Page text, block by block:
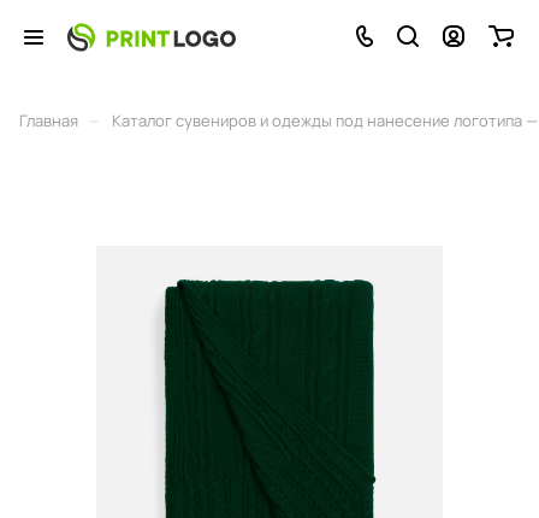
Главная Каталог сувениров и одежды под нанесение логотипа